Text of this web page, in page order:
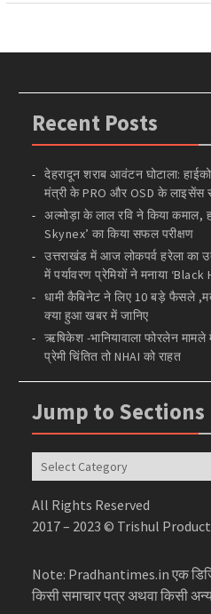
Recent Posts
देहरादून शराब आवंटन घोटाला:
मंत्री के PRO और OSD के लाइसेंस
अल्मोड़ा के लाल रवि ने किया कमाल,
Skynex’ का किया सफल परीक्षण
उत्तराखंड में आज लोकपर्व हरेला का
में पर्यावरण प्रेमियों ने मनाया ‘Black
धामी कैबिनेट ने लिए 10 बड़े फैसले
क्या हुआ खबर में जानिए
ऋषिकेश -भानियावाला फोरलेन
प्रेमी चिंतित तो NHAI को राहत
Jump to Sections
Jump
to
Sections
All Rights Reserved
2017 – 2023 © Trishul
Note: Pradhantimes.in एक
किसी समाचार पत्र अथवा किसी